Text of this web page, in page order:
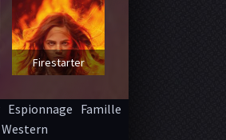
Espionnage Famille
Western
Firestarter